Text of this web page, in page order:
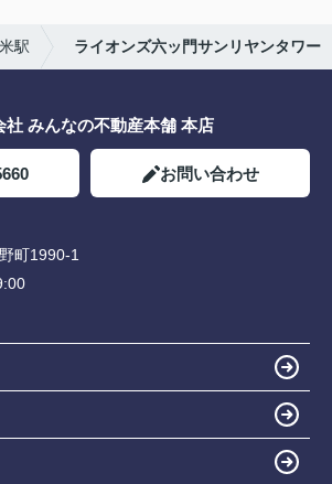
駅 ライオンズ六ッ門サンリヤンタワー
社 みんなの不動産本舗 本店
お問い合わせ
町1990-1